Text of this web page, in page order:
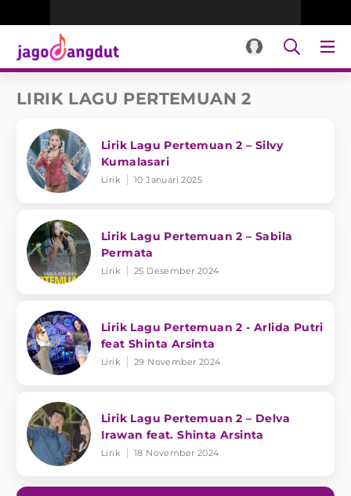
LIRIK LAGU PERTEMUAN 2
Lirik Lagu Pertemuan 2 – Silvy
Kumalasari
Lirik 10 Januari 2025
Lirik Lagu Pertemuan 2 – Sabila
Permata
Lirik 25 Desember 2024
Lirik Lagu Pertemuan 2 - Arlida Putri
feat Shinta Arsinta
Lirik 29 November 2024
Lirik Lagu Pertemuan 2 – Delva
Irawan feat. Shinta Arsinta
Lirik 18 November 2024